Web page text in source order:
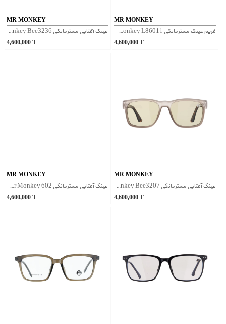
MR MONKEY
عینک آفتابی مسترمانکی Mr Monkey Bee3236 - صورتی
4,600,000T
MR MONKEY
فریم عینک مسترمانکی Mr Monkey L86011 - زیتونی
4,600,000 T
MR MONKEY
عینک آفتابی مسترمانکی Mr Monkey 602 - طوسی
4,600,000T
MR MONKEY
عینک آفتابی مسترمانکی Mr Monkey Bee3207 - صورتی
4,600,000 T